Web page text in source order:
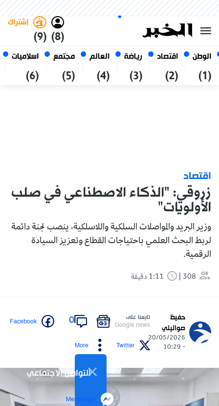
الوطن
(1)
اقتصاد
(2)
رياضة
(3)
العالم
(4)
مجتمع
(5)
اسلاميات
(6)
(8)
إشتراك
(9)
07 أغسطس 2026
الجزائر
اقتصاد
زروقي: "الذكاء الاصطناعي في صلب
الأولويات"
وزير البريد والمواصلات السلكية واللاسلكية، ينصب لجنة دائمة
لربط البحث العلمي باحتياجات القطاع وتعزيز السيادة
الرقمية.
308
حفيظ
صواليلي
20/05/2026
- 10:29
تابعنا على
Google news
0
Facebook
Twitter
More
التواصل الاجتماعي
Messenger